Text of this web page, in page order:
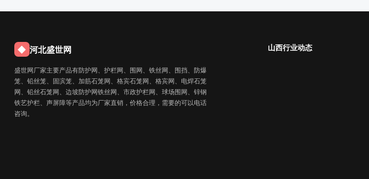
◆ 河北盛世网
盛世网厂家主要产品有防护网、护栏网、围网、铁丝网、围挡、防爆
笼、铅丝笼、固滨笼、加筋石笼网、格宾石笼网、格宾网、电焊石笼
网、铅丝石笼网、边坡防护网铁丝网、市政护栏网、球场围网、锌钢
铁艺护栏、声屏障等产品均为厂家直销，价格合理，需要的可以电话
咨询。
山西行业动态